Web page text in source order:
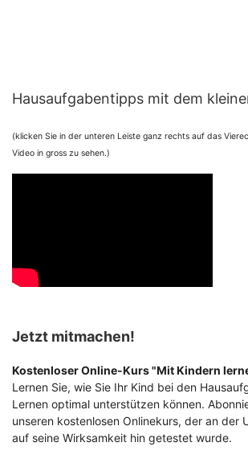
Hausaufgabentipps mit dem
(klicken Sie in der unteren Leiste ganz rechts auf das
Video in gross zu sehen.)
Jetzt mitmachen!
Kostenloser Online-Kurs "Mit Kindern
Lernen Sie, wie Sie Ihr Kind bei den
Lernen optimal unterstützen können.
unseren kostenlosen Onlinekurs, der an der
auf seine Wirksamkeit hin getestet wurde.